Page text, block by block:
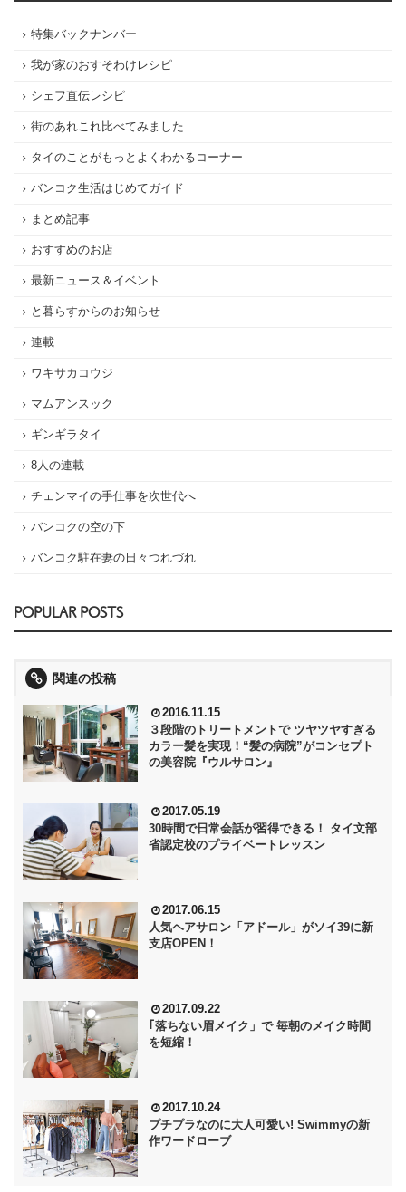
特集バックナンバー
我が家のおすそわけレシピ
シェフ直伝レシピ
街のあれこれ比べてみました
タイのことがもっとよくわかるコーナー
バンコク生活はじめてガイド
まとめ記事
おすすめのお店
最新ニュース＆イベント
と暮らすからのお知らせ
連載
ワキサカコウジ
マムアンスック
ギンギラタイ
8人の連載
チェンマイの手仕事を次世代へ
バンコクの空の下
バンコク駐在妻の日々つれづれ
POPULAR POSTS
関連の投稿
2016.11.15
３段階のトリートメントで ツヤツヤすぎる
カラー髪を実現！“髪の病院”がコンセプト
の美容院『ウルサロン』
2017.05.19
30時間で日常会話が習得できる！ タイ文部
省認定校のプライベートレッスン
2017.06.15
人気ヘアサロン「アドール」がソイ39に新
支店OPEN！
2017.09.22
｢落ちない眉メイク」で 毎朝のメイク時間
を短縮！
2017.10.24
プチプラなのに大人可愛い! Swimmyの新
作ワードローブ